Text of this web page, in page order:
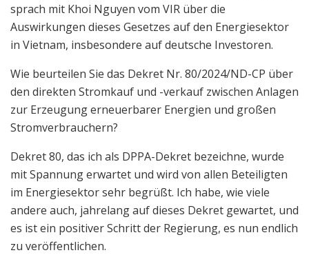
sprach mit Khoi Nguyen vom VIR über die
Auswirkungen dieses Gesetzes auf den Energiesektor
in Vietnam, insbesondere auf deutsche Investoren.
Wie beurteilen Sie das Dekret Nr. 80/2024/ND-CP über
den direkten Stromkauf und -verkauf zwischen Anlagen
zur Erzeugung erneuerbarer Energien und großen
Stromverbrauchern?
Dekret 80, das ich als DPPA-Dekret bezeichne, wurde
mit Spannung erwartet und wird von allen Beteiligten
im Energiesektor sehr begrüßt. Ich habe, wie viele
andere auch, jahrelang auf dieses Dekret gewartet, und
es ist ein positiver Schritt der Regierung, es nun endlich
zu veröffentlichen.